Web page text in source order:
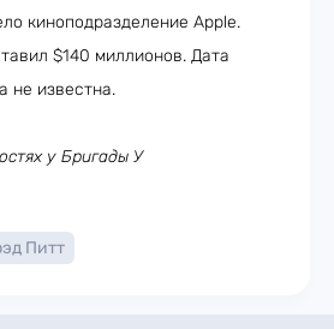
киноподразделение Apple.
$140 миллионов. Дата
не известна.
у Бригады У
Питт